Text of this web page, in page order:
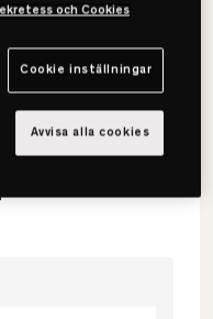
och Cookies
Cookie inställningar
Avvisa alla cookies